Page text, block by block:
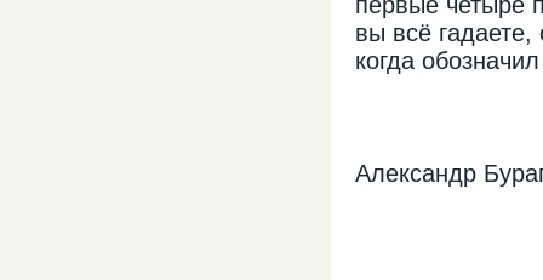
вы всё
когда
Александр